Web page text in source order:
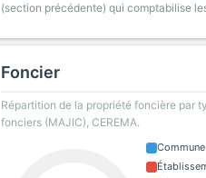
(section précédente) qui comptabilise
Foncier
Répartition de la propriété foncière par
fonciers (MAJIC), CEREMA.
Commune